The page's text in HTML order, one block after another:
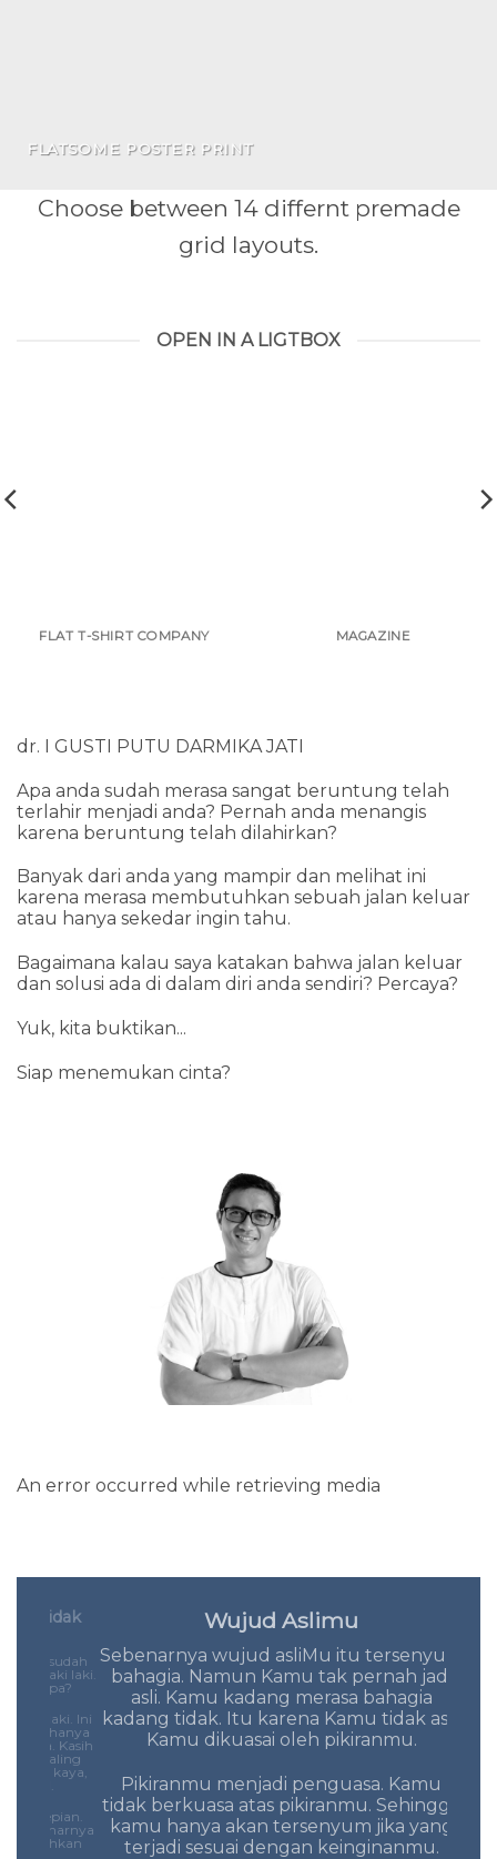
FLATSOME POSTER PRINT
Choose between 14 differnt premade
grid layouts.
OPEN IN A LIGTBOX
FLAT T-SHIRT COMPANY MAGAZINE
dr. I GUSTI PUTU DARMIKA JATI
Apa anda sudah merasa sangat beruntung telah
terlahir menjadi anda? Pernah anda menangis
karena beruntung telah dilahirkan?
Banyak dari anda yang mampir dan melihat ini
karena merasa membutuhkan sebuah jalan keluar
atau hanya sekedar ingin tahu.
Bagaimana kalau saya katakan bahwa jalan keluar
dan solusi ada di dalam diri anda sendiri? Percaya?
Yuk, kita buktikan...
Siap menemukan cinta?
An error occurred while retrieving media
Tidak
sudah
laki laki.
laki. Ini
hanya
Kasih
paling
kaya,
Wujud Aslimu
Sebenarnya wujud asliMu itu tersenyum
bahagia. Namun Kamu tak pernah jadi
asli. Kamu kadang merasa bahagia
kadang tidak. Itu karena Kamu tidak asli.
Kamu dikuasai oleh pikiranmu.
Pikiranmu menjadi penguasa. Kamu
tidak berkuasa atas pikiranmu. Sehingga
kamu hanya akan tersenyum jika yang
terjadi sesuai dengan keinginanmu.
Kita